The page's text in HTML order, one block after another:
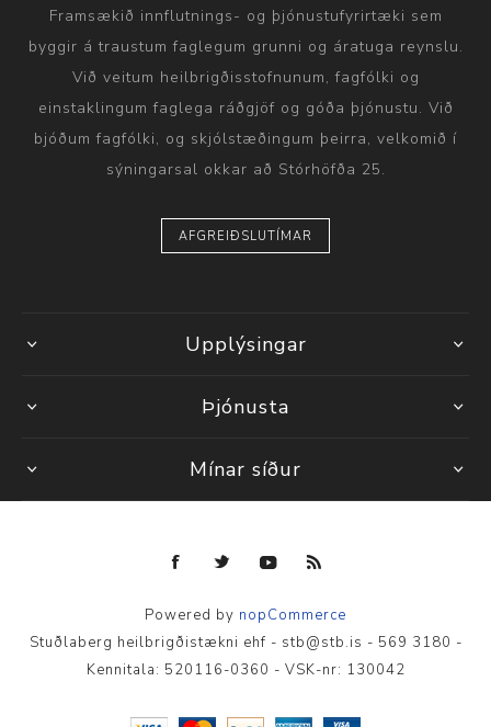
Framsækið innflutnings- og þjónustufyrirtæki sem
byggir á traustum faglegum grunni og áratuga reynslu.
Við veitum heilbrigðisstofnunum, fagfólki og
einstaklingum faglega ráðgjöf og góða þjónustu. Við
bjóðum fagfólki, og skjólstæðingum þeirra, velkomið í
sýningarsal okkar að Stórhöfða 25.
AFGREIÐSLUTÍMAR
Upplýsingar
Þjónusta
Mínar síður
Powered by nopCommerce
Stuðlaberg heilbrigðistækni ehf - stb@stb.is - 569 3180 -
Kennitala: 520116-0360 - VSK-nr: 130042